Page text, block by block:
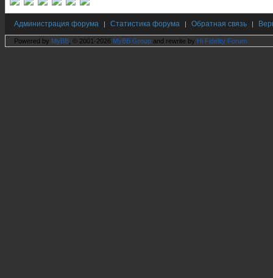
Администрация форума | Статистика форума | Обратная связь |
Powered by MyBB , © 2001-2026 MyBB Group and rewrite by Hi Fidelity Forum